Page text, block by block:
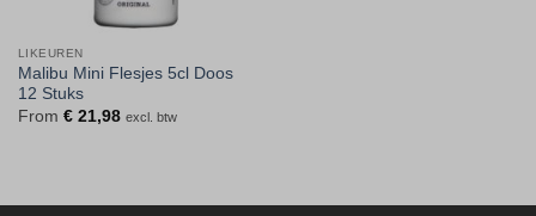
LIKEUREN
Malibu Mini Flesjes 5cl Doos
12 Stuks
From €21,98 excl. btw